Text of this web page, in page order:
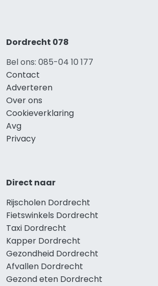
Dordrecht 078
Bel ons: 085-04 10 177
Contact
Adverteren
Over ons
Cookieverklaring
Avg
Privacy
Direct naar
Rijscholen Dordrecht
Fietswinkels Dordrecht
Taxi Dordrecht
Kapper Dordrecht
Gezondheid Dordrecht
Afvallen Dordrecht
Gezond eten Dordrecht